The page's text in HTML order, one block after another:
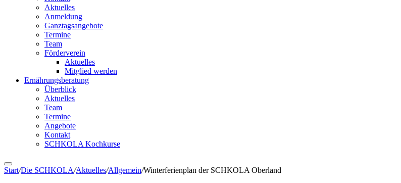
Aktuelles
Anmeldung
Ganztagsangebote
Termine
Team
Förderverein
Aktuelles
Mitglied werden
Ernährungsberatung
Überblick
Aktuelles
Team
Termine
Angebote
Kontakt
SCHKOLA Kochkurse
Start/Die SCHKOLA/Aktuelles/Allgemein/Winterferienplan der SCHKOLA Oberland